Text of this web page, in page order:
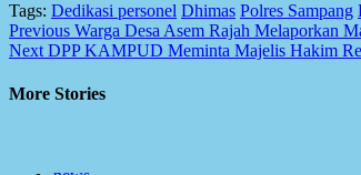
Tags: Dedikasi personel Dhimas Polres Sampang
Post
navigation
Previous Warga Desa Asem Rajah Melaporkan
Next DPP KAMPUD Meminta Majelis Hakim
More Stories